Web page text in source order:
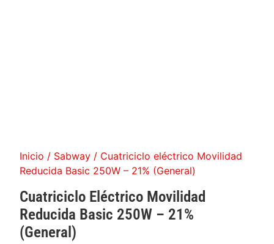
Inicio / Sabway / Cuatriciclo eléctrico Movilidad
Reducida Basic 250W – 21% (General)
Cuatriciclo Eléctrico Movilidad
Reducida Basic 250W – 21%
(General)